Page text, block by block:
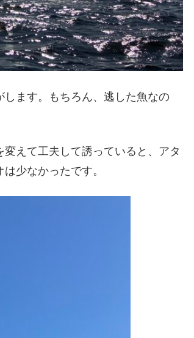
ます。もちろん、逃した魚なの
えて工夫して誘っていると、アタ
少なかったです。